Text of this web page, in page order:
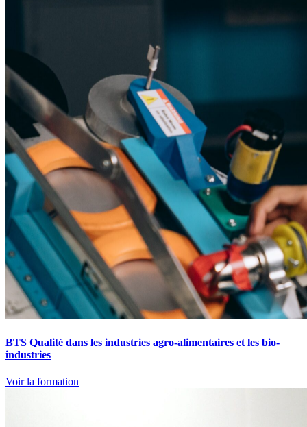
BTS Qualité dans les industries agro-alimentaires et les bio-
industries
Voir la formation